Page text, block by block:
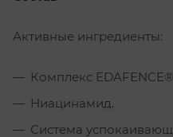
Активные ингредиенты:
Комплекс
Ниацинамид.
Система